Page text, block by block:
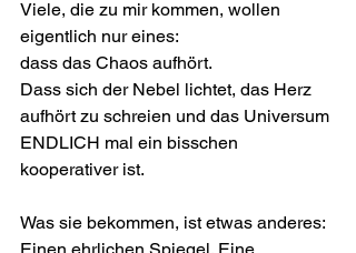
Viele, die zu mir kommen, wollen
eigentlich nur eines:
dass das Chaos aufhört.
Dass sich der Nebel lichtet, das Herz
aufhört zu schreien und das Universum
ENDLICH mal ein bisschen
kooperativer ist.
Was sie bekommen, ist etwas anderes: